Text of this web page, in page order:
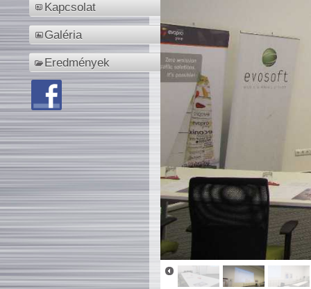
Kapcsolat
Galéria
Eredmények